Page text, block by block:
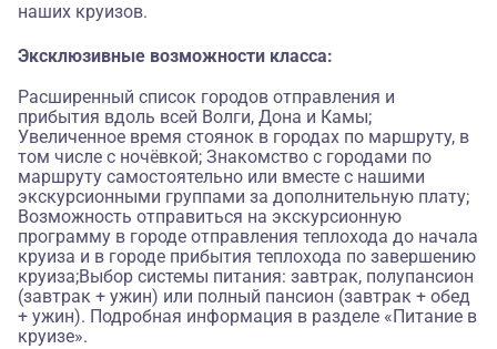
наших круизов.
Эксклюзивные возможности класса:
Расширенный список городов отправления и
прибытия вдоль всей Волги, Дона и Камы;
Увеличенное время стоянок в городах по маршруту, в
том числе с ночёвкой; Знакомство с городами по
маршруту самостоятельно или вместе с нашими
экскурсионными группами за дополнительную плату;
Возможность отправиться на экскурсионную
программу в городе отправления теплохода до начала
круиза и в городе прибытия теплохода по завершению
круиза;Выбор системы питания: завтрак, полупансион
(завтрак + ужин) или полный пансион (завтрак + обед
+ ужин). Подробная информация в разделе «Питание в
круизе».